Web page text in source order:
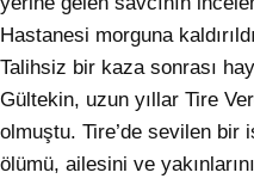
Hastanesi morguna
Talihsiz bir kaza sonrası
Gültekin, uzun yıllar Tire
olmuştu. Tire’de sevilen bir
ölümü, ailesini ve